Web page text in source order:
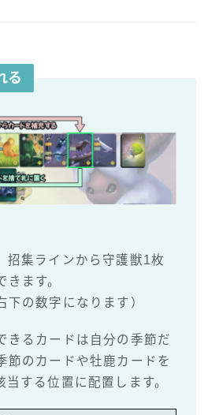
る
招集ラインから守護獣1枚
ます。
下の数字になります）
きるカードは自分の季節だ
節のカードや牡鹿カードを
する位置に配置します。